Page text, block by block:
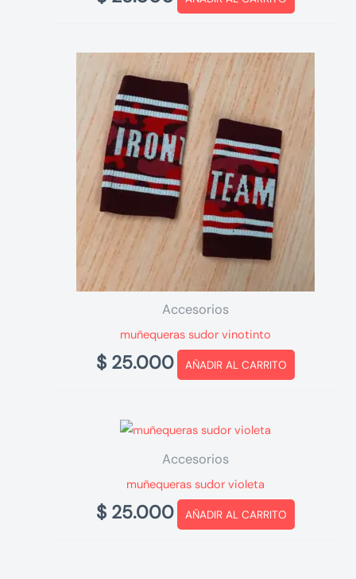
Accesorios
muñequeras sudor vinotinto
$25.000 AÑADIR AL CARRITO
Accesorios
muñequeras sudor violeta
$25.000 AÑADIR AL CARRITO